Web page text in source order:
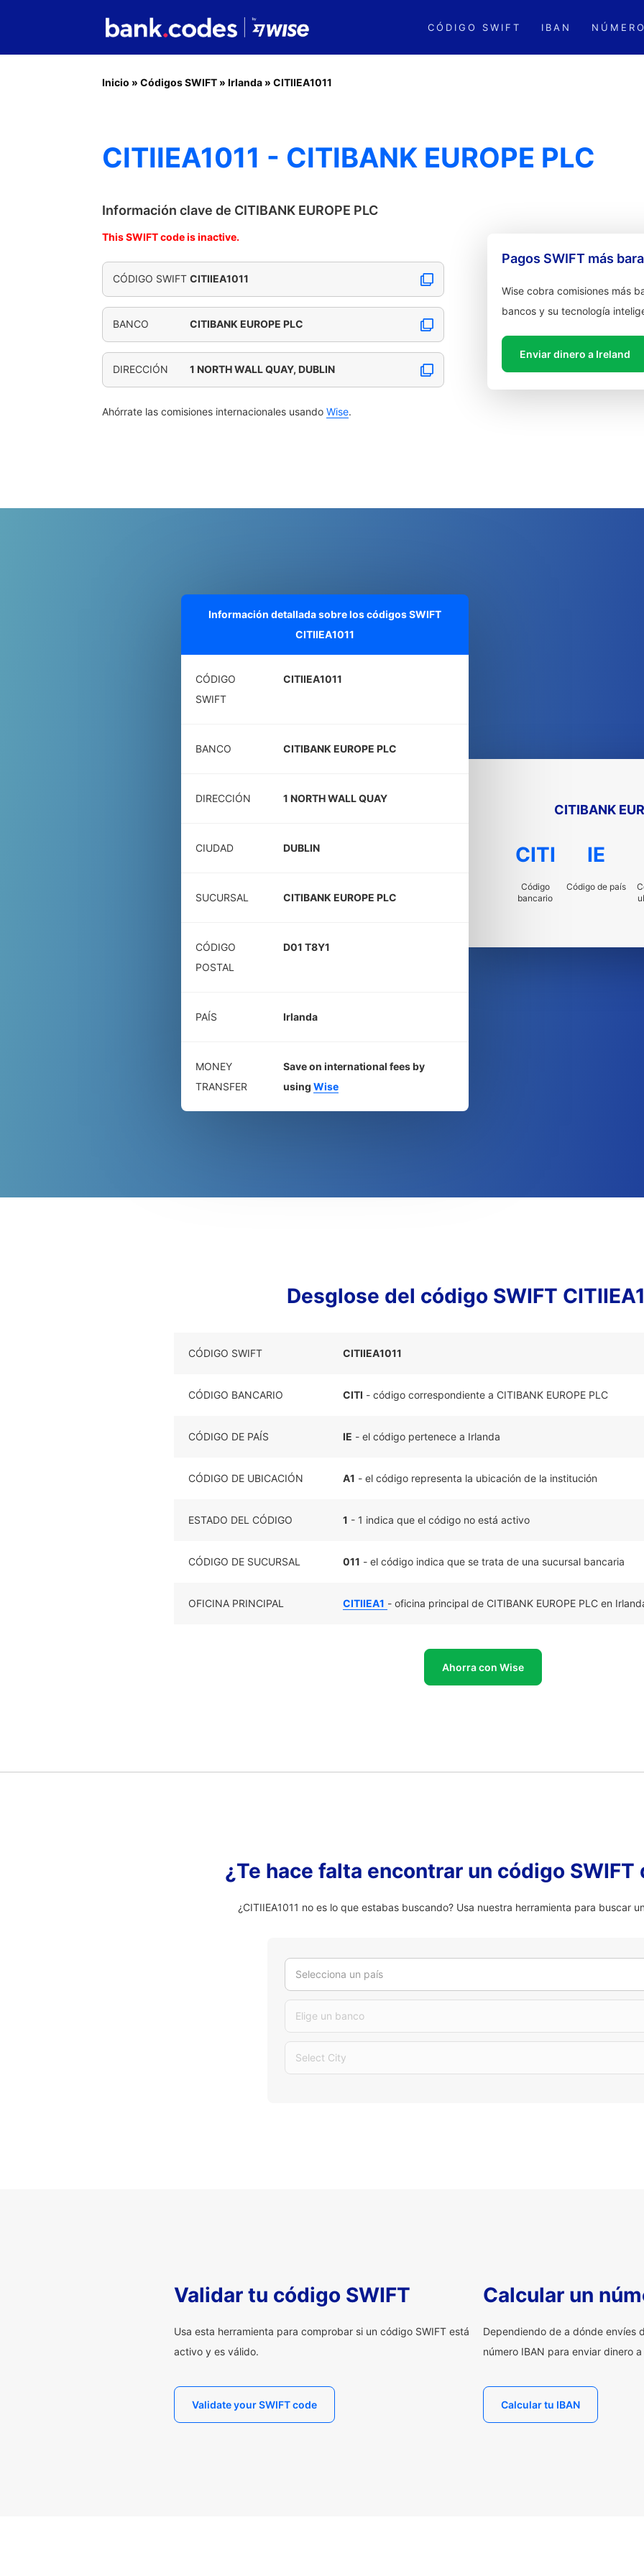
CÓDIGO SWIFT IBAN
Inicio » Códigos SWIFT » Irlanda » CITIIEA1011
CITIIEA1011 - CITIBANK EUROPE PLC
Información clave de CITIBANK EUROPE PLC
This SWIFT code is inactive.
CÓDIGO SWIFT CITIIEA1011
BANCO CITIBANK EUROPE PLC
DIRECCIÓN 1 NORTH WALL QUAY, DUBLIN
Ahórrate las comisiones internacionales usando Wise.
Pagos SWIFT más
Wise cobra comisiones más
bancos y su tecnología
Enviar dinero a Ireland
Información detallada sobre los códigos SWIFT
CITIIEA1011
CÓDIGO
SWIFT
CITIIEA1011
BANCO CITIBANK EUROPE PLC
DIRECCIÓN 1 NORTH WALL QUAY
CIUDAD DUBLIN
SUCURSAL CITIBANK EUROPE PLC
CÓDIGO
POSTAL
D01 T8Y1
PAÍS Irlanda
MONEY
TRANSFER
Save on international fees by
using Wise
CITIBANK
CITI
Código
bancario
IE
Código de país
Desglose del código SWIFT
CÓDIGO SWIFT CITIIEA1011
CÓDIGO BANCARIO CITI - código correspondiente a CITIBANK EUROPE PLC
CÓDIGO DE PAÍS IE - el código pertenece a Irlanda
CÓDIGO DE UBICACIÓN A1 - el código representa la ubicación de la institución
ESTADO DEL CÓDIGO 1 - 1 indica que el código no está activo
CÓDIGO DE SUCURSAL 011 - el código indica que se trata de una sucursal bancaria
OFICINA PRINCIPAL CITIIEA1 - oficina principal de CITIBANK EUROPE PLC en
Ahorra con Wise
¿Te hace falta encontrar un código SWIFT
¿CITIIEA1011 no es lo que estabas buscando? Usa nuestra herramienta para buscar
Selecciona un país
Elige un banco
Select City
Validar tu código SWIFT
Usa esta herramienta para comprobar si un código SWIFT está
activo y es válido.
Validate your SWIFT code
Calcular un
Dependiendo de a dónde envíes
número IBAN para enviar dinero
Calcular tu IBAN